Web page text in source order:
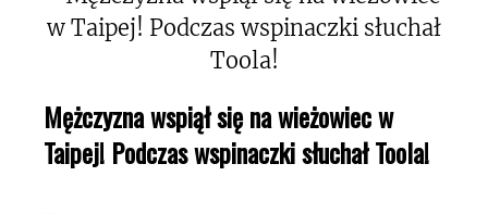
Mężczyzna wspiął się na wieżowiec w
Taipej! Podczas wspinaczki słuchał Toola!